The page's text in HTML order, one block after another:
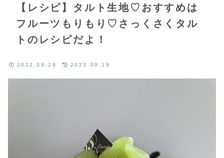
【レシピ】タルト生地♡おすすめは
フルーツもりもり♡さっくさくタル
トのレシピだよ！
2022.09.29 2023.09.19